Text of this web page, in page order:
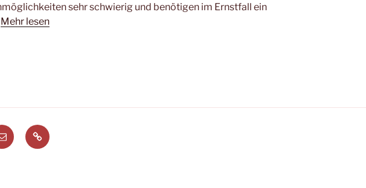
sehr schwierig und benötigen im Ernstfall ein
Mehr lesen
Leitstellenspiel.de